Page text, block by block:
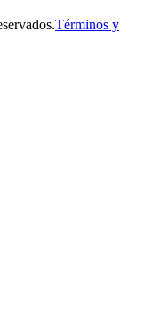
Términos y